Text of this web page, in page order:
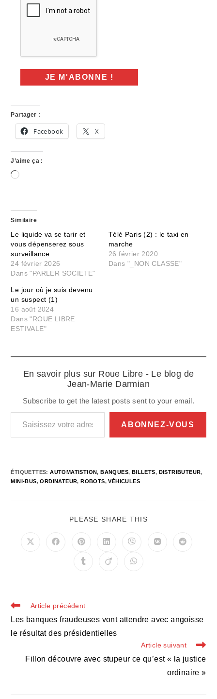
Partager :
Facebook X
J’aime ça :
Chargement…
Similaire
Le liquide va se tarir et
vous dépenserez sous
surveillance
24 février 2026
Dans "PARLER SOCIETE"
Télé Paris (2) : le taxi en
marche
26 février 2020
Dans "_NON CLASSE"
Le jour où je suis devenu
un suspect (1)
16 août 2024
Dans "ROUE LIBRE
ESTIVALE"
En savoir plus sur Roue Libre - Le blog de
Jean-Marie Darmian
Subscribe to get the latest posts sent to your email.
Saisissez votre adresse e-mail…
ABONNEZ-VOUS
ÉTIQUETTES:AUTOMATISTION, BANQUES, BILLETS, DISTRIBUTEUR,
MINI-BUS, ORDINATEUR, ROBOTS, VÉHICULES
PLEASE SHARE THIS
Ouvrir
Ouvrir
Ouvrir
une
autre
Ouvrir
une
autre
Ouvrir
une
autre
Ouvrir
Ouvrir
Ouvrir
Ouvrir
Ouvrir
Read
more
Article précédent
Les banques fraudeuses vont attendre avec angoisse
le résultat des présidentielles
Article suivant
Fillon découvre avec stupeur ce qu’est « la justice
ordinaire »